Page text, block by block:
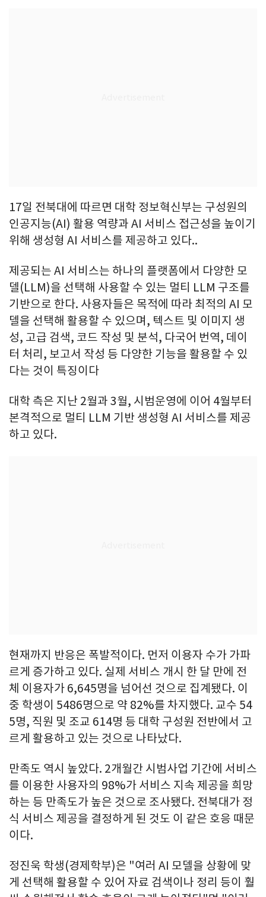
17일 전북대에 따르면 대학 정보혁신부는 구성원의
인공지능(AI) 활용 역량과 AI 서비스 접근성을 높이기
위해 생성형 AI 서비스를 제공하고 있다..
제공되는 AI 서비스는 하나의 플랫폼에서 다양한 모
델(LLM)을 선택해 사용할 수 있는 멀티 LLM 구조를
기반으로 한다. 사용자들은 목적에 따라 최적의 AI 모
델을 선택해 활용할 수 있으며, 텍스트 및 이미지 생
성, 고급 검색, 코드 작성 및 분석, 다국어 번역, 데이
터 처리, 보고서 작성 등 다양한 기능을 활용할 수 있
다는 것이 특징이다
대학 측은 지난 2월과 3월, 시범운영에 이어 4월부터
본격적으로 멀티 LLM 기반 생성형 AI 서비스를 제공
하고 있다.
현재까지 반응은 폭발적이다. 먼저 이용자 수가 가파
르게 증가하고 있다. 실제 서비스 개시 한 달 만에 전
체 이용자가 6,645명을 넘어선 것으로 집계됐다. 이
중 학생이 5486명으로 약 82%를 차지했다. 교수 54
5명, 직원 및 조교 614명 등 대학 구성원 전반에서 고
르게 활용하고 있는 것으로 나타났다.
만족도 역시 높았다. 2개월간 시범사업 기간에 서비스
를 이용한 사용자의 98%가 서비스 지속 제공을 희망
하는 등 만족도가 높은 것으로 조사됐다. 전북대가 정
식 서비스 제공을 결정하게 된 것도 이 같은 호응 때문
이다.
정진욱 학생(경제학부)은 "여러 AI 모델을 상황에 맞
게 선택해 활용할 수 있어 자료 검색이나 정리 등이 훨